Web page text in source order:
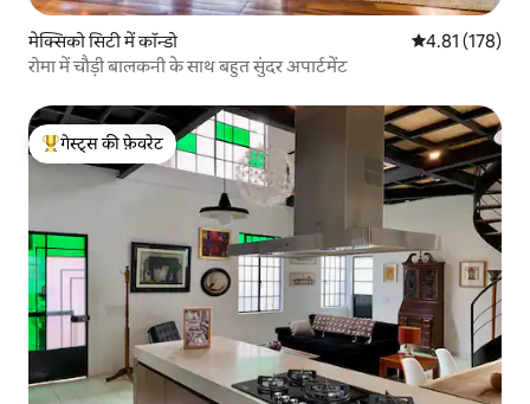
मेक्सिको सिटी में कॉन्डो औसत रेटिंग 5 में से
4.81 (178)
रोमा में चौड़ी बालकनी के साथ बहुत सुंदर अपार्टमेंट
गेस्ट्स का टॉप फ़ेवरेट
गेस्ट्स की फ़ेवरेट